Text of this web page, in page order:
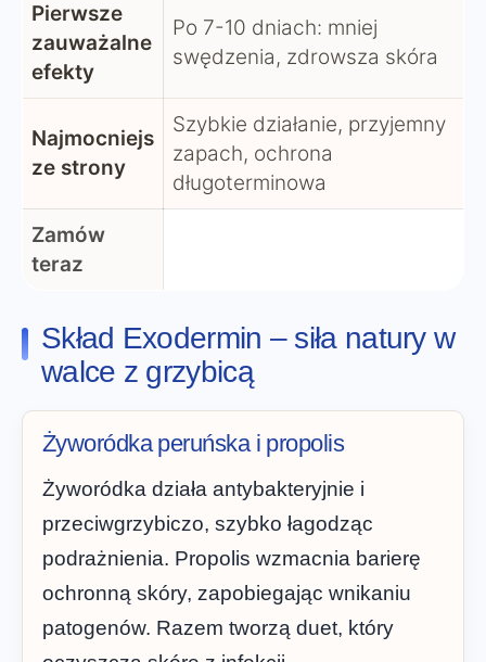
Pierwsze
zauważalne
efekty
Po 7-10 dniach: mniej
swędzenia, zdrowsza skóra
Najmocniejs
ze strony
Szybkie działanie, przyjemny
zapach, ochrona
długoterminowa
Zamów
teraz
Skład Exodermin – siła natury w
walce z grzybicą
Żyworódka peruńska i propolis
Żyworódka działa antybakteryjnie i
przeciwgrzybiczo, szybko łagodząc
podrażnienia. Propolis wzmacnia barierę
ochronną skóry, zapobiegając wnikaniu
patogenów. Razem tworzą duet, który